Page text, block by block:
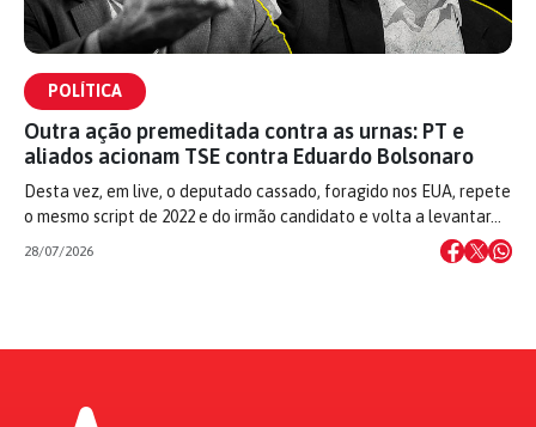
POLÍTICA
Outra ação premeditada contra as urnas: PT e
aliados acionam TSE contra Eduardo Bolsonaro
Desta vez, em live, o deputado cassado, foragido nos EUA, repete
o mesmo script de 2022 e do irmão candidato e volta a levantar…
28/07/2026